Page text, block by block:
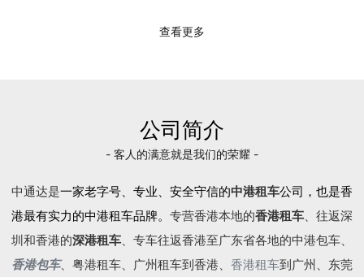
查看更多
公司简介
- 客人的满意就是我们的荣耀 -
中通达是一家老字号、专业、安全守信的中港租车公司，也是香
港最有实力的中港租车品牌。 专营香港本地的香港租车、往返深
圳和香港的深港租车、专车往返香港至广东省各地的中港包车、
香港包车、 粤港租车、广州租车到香港、 香港租车到广州、东莞